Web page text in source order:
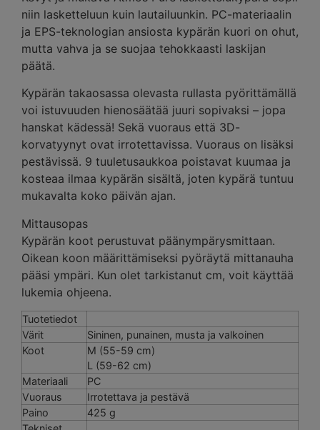
niin lasketteluun kuin lautailuunkin. PC-materiaalin
ja EPS-teknologian ansiosta kypärän kuori on ohut,
mutta vahva ja se suojaa tehokkaasti laskijan
päätä.
Kypärän takaosassa olevasta rullasta pyörittämällä
voi istuvuuden hienosäätää juuri sopivaksi – jopa
hanskat kädessä! Sekä vuoraus että 3D-
korvatyynyt ovat irrotettavissa. Vuoraus on lisäksi
pestävissä. 9 tuuletusaukkoa poistavat kuumaa ja
kosteaa ilmaa kypärän sisältä, joten kypärä tuntuu
mukavalta koko päivän ajan.
Mittausopas
Kypärän koot perustuvat päänympärysmittaan.
Oikean koon määrittämiseksi pyöräytä mittanauha
pääsi ympäri. Kun olet tarkistanut cm, voit käyttää
lukemia ohjeena.
Tuotetiedot
Värit
Sininen, punainen, musta ja valkoinen
Koot
M (55-59 cm)
L (59-62 cm)
Materiaali
PC
Vuoraus
Irrotettava ja pestävä
Paino
425 g